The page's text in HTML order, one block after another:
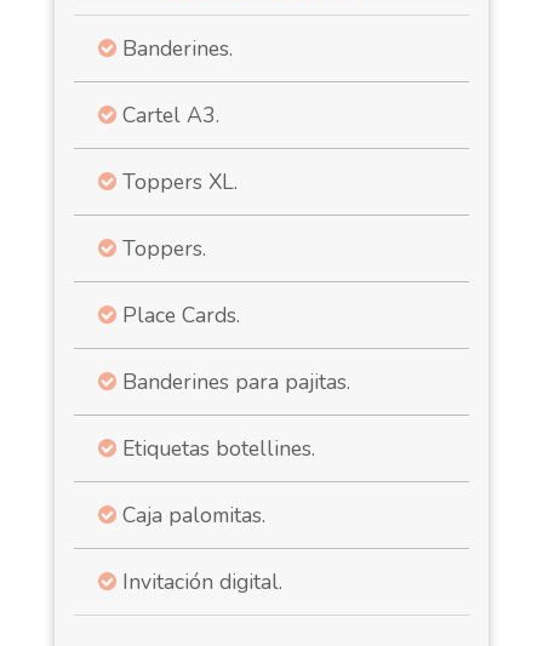
Banderines.
Cartel A3.
Toppers XL.
Toppers.
Place Cards.
Banderines para pajitas.
Etiquetas botellines.
Caja palomitas.
Invitación digital.